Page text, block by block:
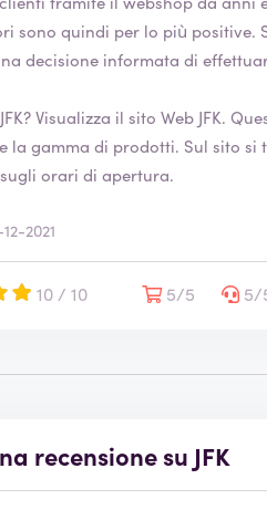
per lo più positive. Scrivendo una recensione, aiuti i consumatori a
decisione informata di
Visualizza il sito Web JFK. Questo ti dà un'idea migliore dell'azienda e puoi
Sul sito si trovano anche maggiori informazioni sulle opzioni di
orari di apertura.
2021
10 / 10 5/5 5/
recensione su JFK